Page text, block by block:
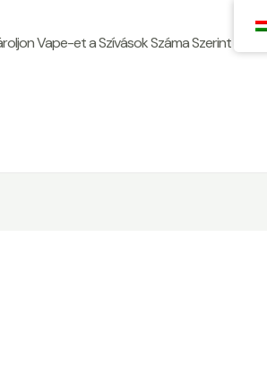
Vape-et a Szívások Száma Szerint